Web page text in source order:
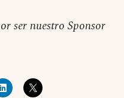
ser nuestro Sponsor